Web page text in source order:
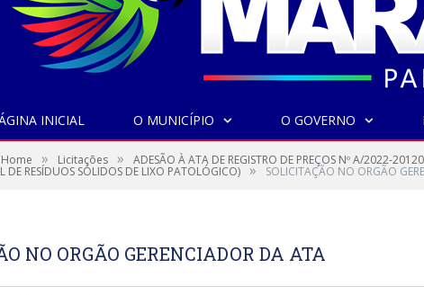
INICIAL O MUNICÍPIO O GOVERNO
Home » Licitações » ADESÃO À ATA DE REGISTRO DE PREÇOS Nº A/2022-
DE RESÍDUOS SÓLIDOS DE LIXO PATOLÓGICO) » SOLICITAÇÃO NO ORGÃO
NO ORGÃO GERENCIADOR DA ATA